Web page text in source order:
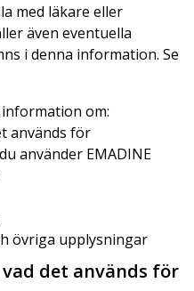
med läkare eller
även eventuella
i denna information. Se
om:
används för
använder EMADINE
övriga upplysningar
vad det används för